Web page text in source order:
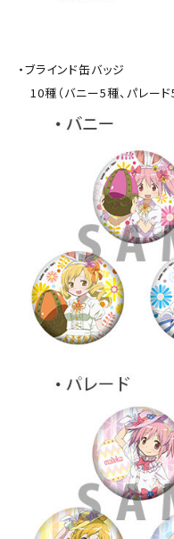
・ブラインド缶バッジ
10種（バニー5種、パレード